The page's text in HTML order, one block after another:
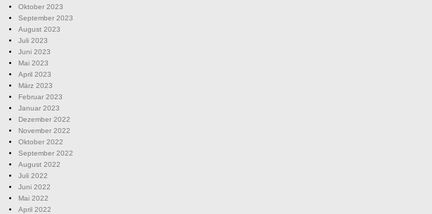
Oktober 2023
September 2023
August 2023
Juli 2023
Juni 2023
Mai 2023
April 2023
März 2023
Februar 2023
Januar 2023
Dezember 2022
November 2022
Oktober 2022
September 2022
August 2022
Juli 2022
Juni 2022
Mai 2022
April 2022